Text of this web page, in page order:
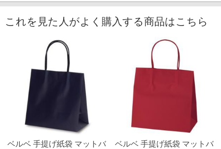
これを見た人がよく購入する商品はこちら
ベルベ 手提げ紙袋 マットバ
ベルベ 手提げ紙袋 マットバ